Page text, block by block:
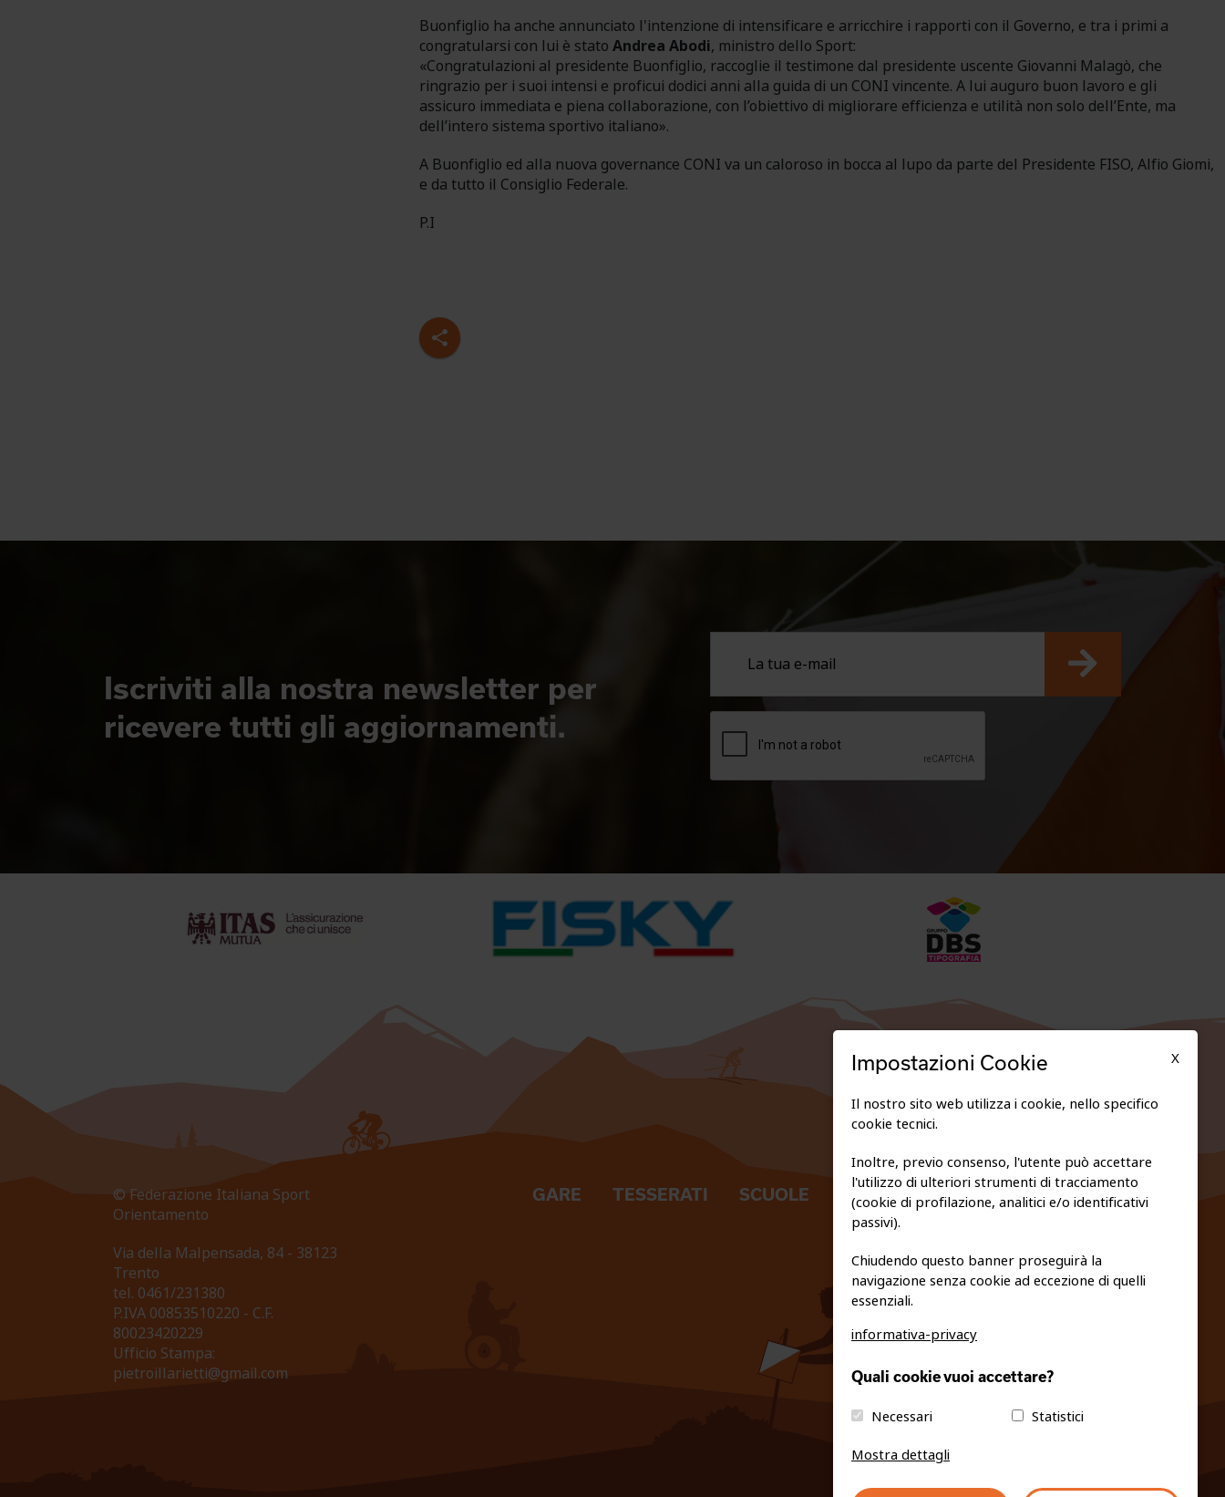
Buonfiglio ha anche annunciato l'intenzione di intensificare e arricchire i rapporti con il Governo, e tra i primi a
congratularsi con lui è stato Andrea Abodi, ministro dello Sport:
«Congratulazioni al presidente Buonfiglio, raccoglie il testimone dal presidente uscente Giovanni Malagò, che
ringrazio per i suoi intensi e proficui dodici anni alla guida di un CONI vincente. A lui auguro buon lavoro e gli
assicuro immediata e piena collaborazione, con l’obiettivo di migliorare efficienza e utilità non solo dell’Ente, ma
dell’intero sistema sportivo italiano».
A Buonfiglio ed alla nuova governance CONI va un caloroso in bocca al lupo da parte del Presidente FISO, Alfio Giomi,
e da tutto il Consiglio Federale.
P.I
Iscriviti alla nostra newsletter per
ricevere tutti gli aggiornamenti.
© Federazione Italiana Sport
Orientamento
Via della Malpensada, 84 - 38123
Trento
tel. 0461/231380
P.IVA 00853510220 - C.F.
80023420229
Ufficio Stampa:
pietroillarietti@gmail.com
GARE TESSERATI SCUOLE
FEDERAZIONE TRASPARENTE
PRIVACY E COOKIE POLICY
info@fiso.it |fiso@pec-mail.eu
X
Impostazioni Cookie
Il nostro sito web utilizza i cookie, nello specifico
cookie tecnici.
Inoltre, previo consenso, l'utente può accettare
l'utilizzo di ulteriori strumenti di tracciamento
(cookie di profilazione, analitici e/o identificativi
passivi).
Chiudendo questo banner proseguirà la
navigazione senza cookie ad eccezione di quelli
essenziali.
informativa-privacy
Quali cookie vuoi accettare?
Necessari
Statistici
Mostra dettagli